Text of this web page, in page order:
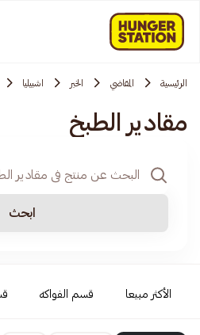
الرئيسية المقاضي الخبر اشبيليا
مقادير الطبخ
ابحث
الأكثر مبيعا قسم الفواكه